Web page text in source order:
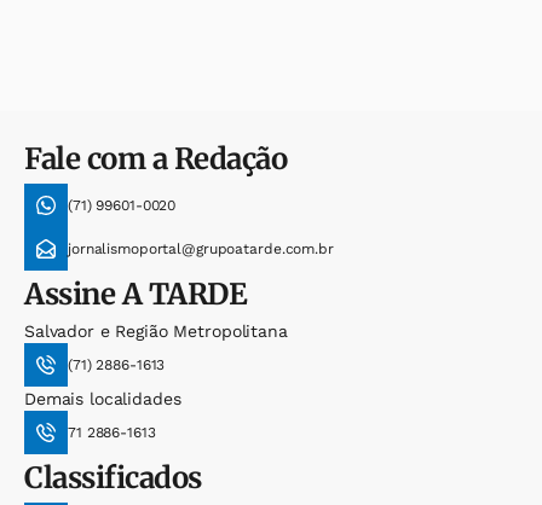
Fale com a Redação
(71) 99601-0020
jornalismoportal@grupoatarde.com.br
AssineA TARDE
Salvador e Região Metropolitana
(71) 2886-1613
Demais localidades
71 2886-1613
Classificados